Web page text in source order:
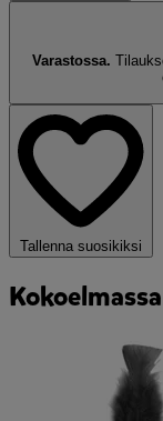
Varastossa.
Tallenna suosikiksi
Kokoelmassa